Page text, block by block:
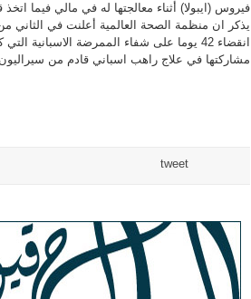
فيروس (ايبولا) أثناء معالجتها له في مالي فيما اتخذ
يذكر ان منظمة الصحة العالمية أعلنت في الثاني
انقضاء 42 يوما على شفاء الممرضة
مشاركتها في علاج راهب اسباني قادم من سيراليون في 22 سبتمبر الماضي توفي بعد أيام
tweet